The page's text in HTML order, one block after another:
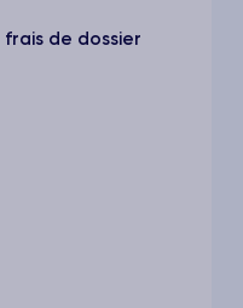
frais de dossier